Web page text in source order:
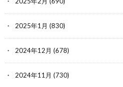
2025年1月 (830)
2024年12月 (678)
2024年11月 (730)